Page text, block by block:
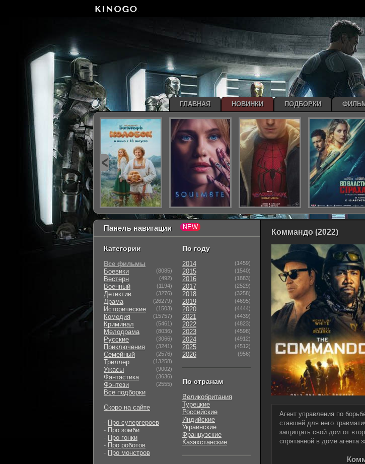
Коммандо (2022)
Агент управления по
ставшей для него
защищать свой дом от
спрятанной в доме агента
Панель навигации
Категории
Все фильмы
Боевики
(8085)
Вестерн (492)
Военный (1194)
Детектив (3276)
Драма (26279)
Исторические (1503)
Комедия (15757)
Криминал (5461)
Мелодрама (8036)
Русские (3066)
Приключения (3241)
Семейный (2576)
Триллер (13258)
Ужасы (9002)
Фантастика (3636)
Фэнтези (2555)
Все подборки
Скоро на сайте
- Про супергероев
- Про зомби
- Про гонки
- Про роботов
- Про монстров
По году
2014 (1459)
2015 (1540)
2016 (1883)
2017 (2529)
2018 (3258)
2019 (4695)
2020 (4444)
2021 (4439)
2022 (4823)
2023 (4598)
2024 (4912)
2025 (4512)
2026 (956)
По странам
Великобритания
Турецкие
Российские
Индийские
Украинские
Французские
Казахстанские
ГЛАВНАЯ НОВИНКИ ПОДБОРКИ